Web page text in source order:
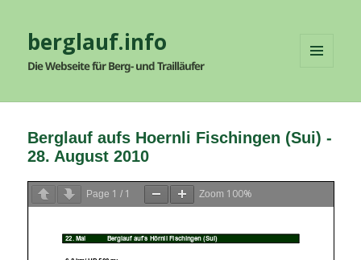
berglauf.info
Die Webseite für Berg- und Trailläufer
WIDGETS
Berglauf aufs Hoernli Fischingen (Sui) -
28. August 2010
Page 1 / 1 Zoom 100%